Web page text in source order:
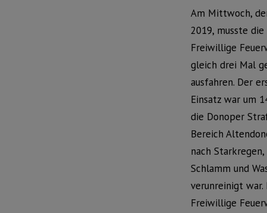
Am Mittwoch,
2019, musste die
Freiwillige
gleich drei Mal
ausfahren. Der
Einsatz war um
die Donoper
Bereich
nach
Schlamm und
verunreinigt war.
Freiwillige